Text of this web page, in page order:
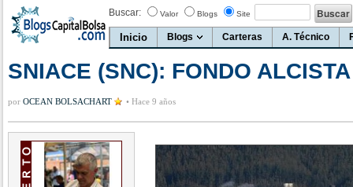
Buscar: Valor Blogs Site
Inicio Blogs Carteras A. Técnico
SNIACE (SNC): FONDO
por OCEAN BOLSACHART • Hace 9 años